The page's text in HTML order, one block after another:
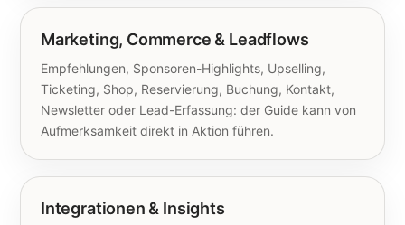
Marketing, Commerce & Leadflows
Empfehlungen, Sponsoren-Highlights, Upselling,
Ticketing, Shop, Reservierung, Buchung, Kontakt,
Newsletter oder Lead-Erfassung: der Guide kann von
Aufmerksamkeit direkt in Aktion führen.
Integrationen & Insights